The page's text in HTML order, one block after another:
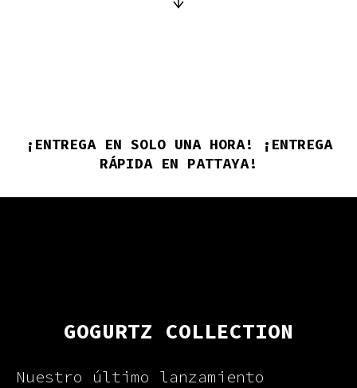
¡ENTREGA EN SOLO UNA HORA! ¡ENTREGA
RÁPIDA EN PATTAYA!
GOGURTZ COLLECTION
Nuestro último lanzamiento